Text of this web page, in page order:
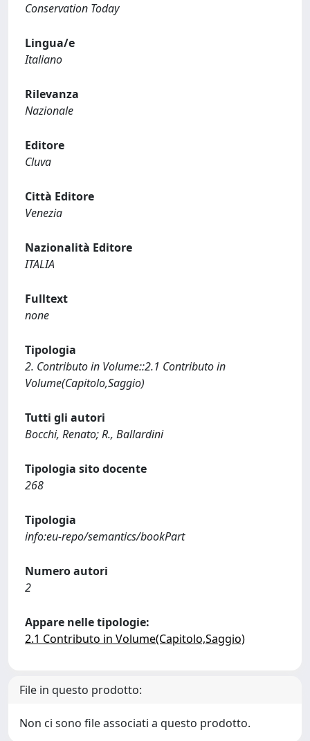
Conservation Today
Lingua/e
Italiano
Rilevanza
Nazionale
Editore
Cluva
Città Editore
Venezia
Nazionalità Editore
ITALIA
Fulltext
none
Tipologia
2. Contributo in Volume::2.1 Contributo in
Volume(Capitolo,Saggio)
Tutti gli autori
Bocchi, Renato; R., Ballardini
Tipologia sito docente
268
Tipologia
info:eu-repo/semantics/bookPart
Numero autori
2
Appare nelle tipologie:
2.1 Contributo in Volume(Capitolo,Saggio)
File in questo prodotto:
Non ci sono file associati a questo prodotto.